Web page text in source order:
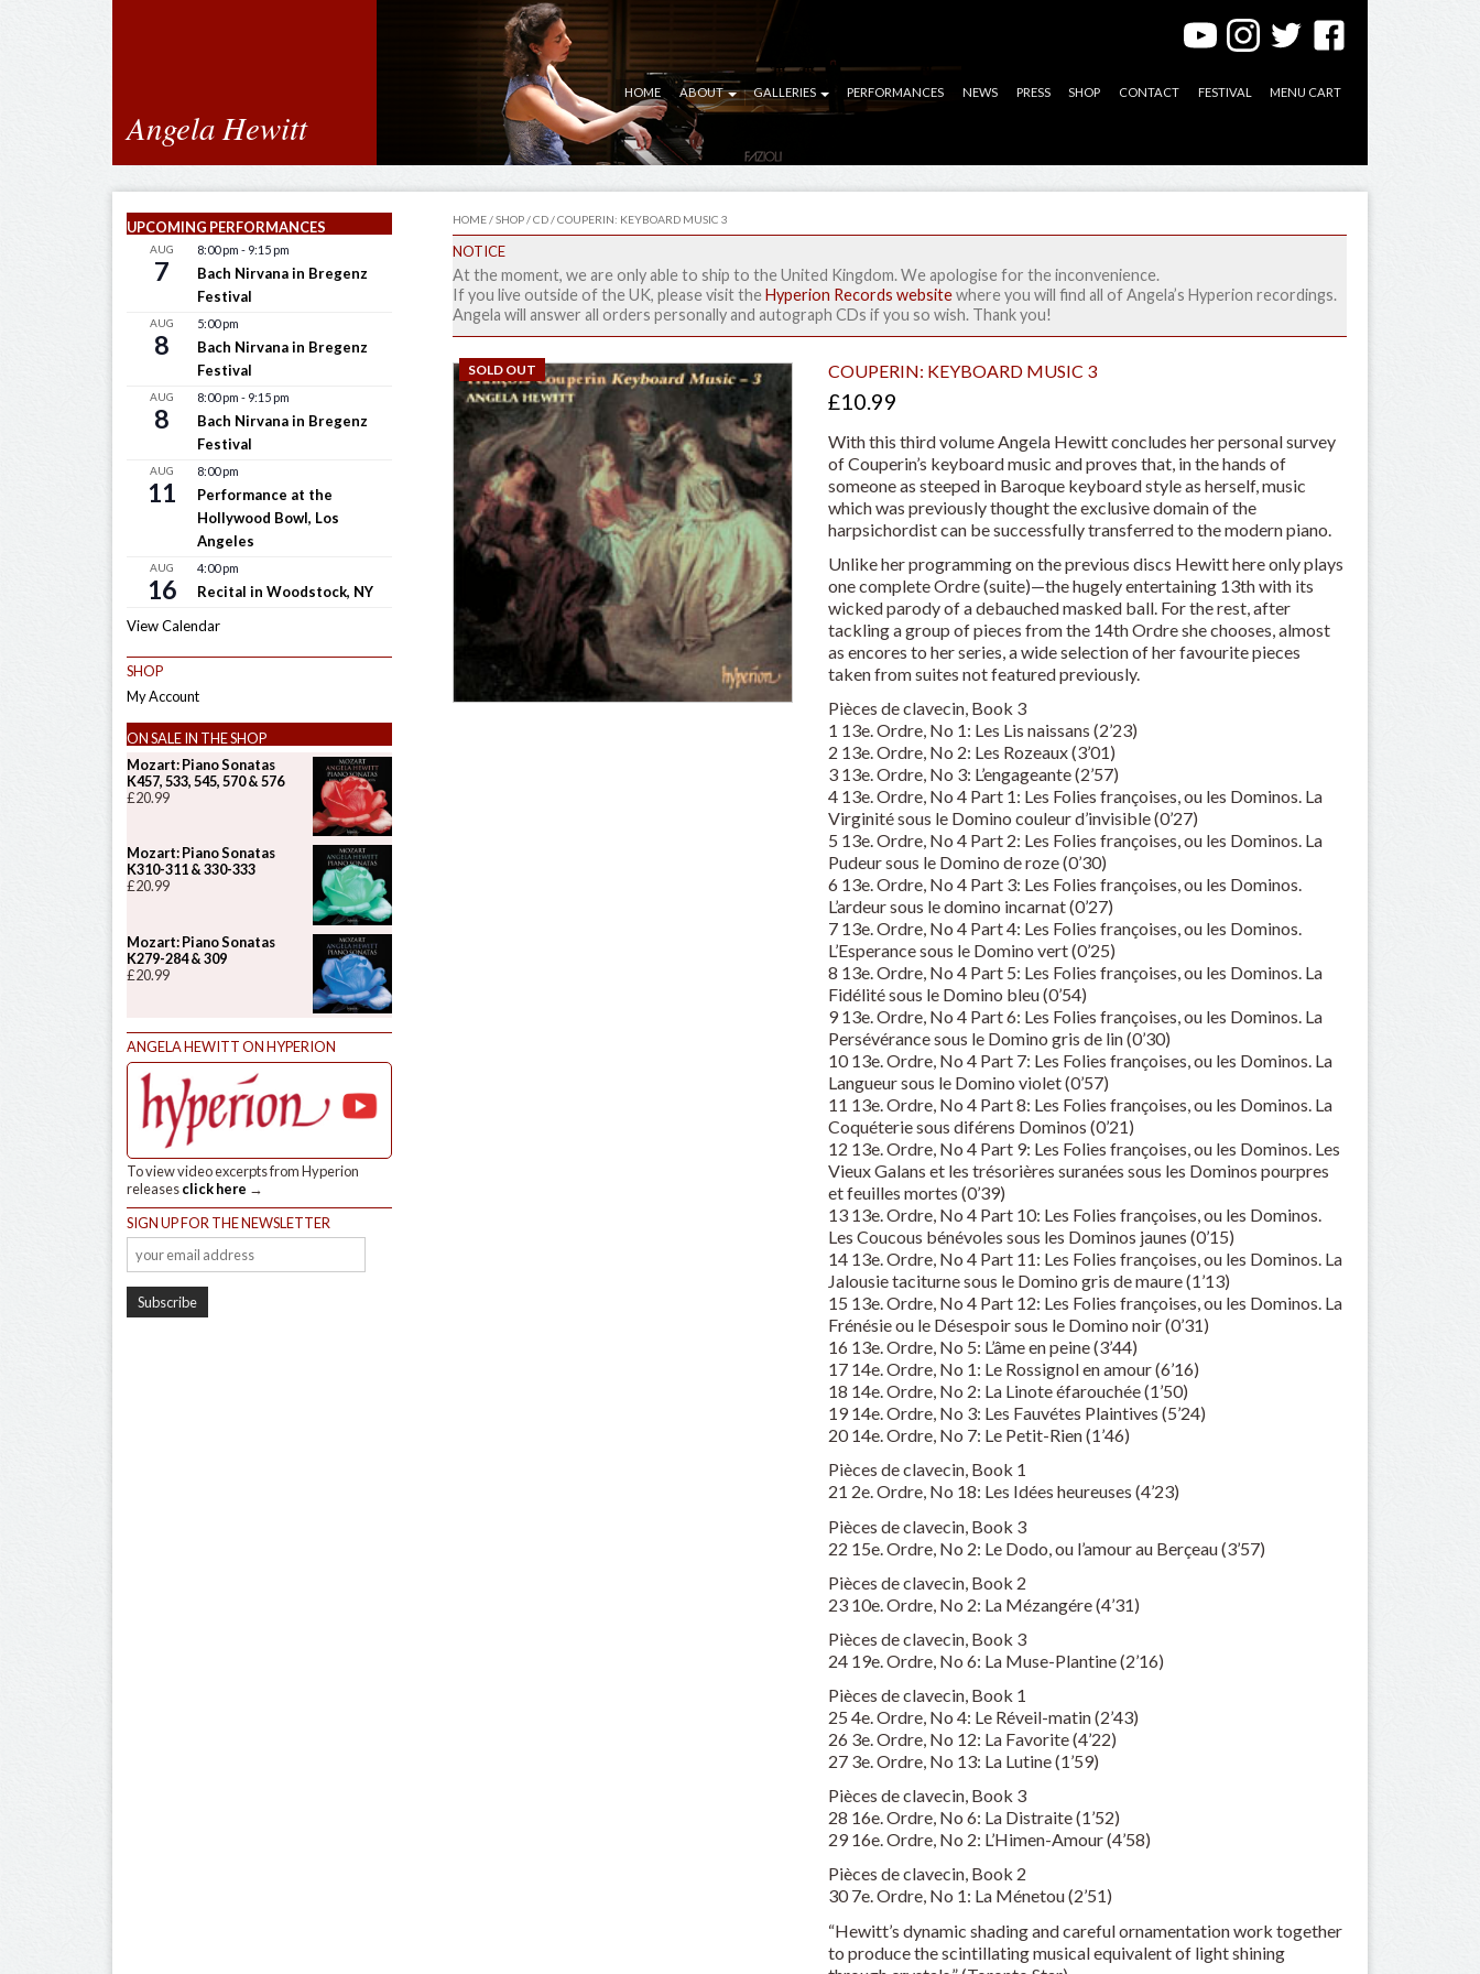
Angela Hewitt
HOME ABOUT GALLERIES PERFORMANCES NEWS PRESS SHOP CONTACT FESTIVAL MENU CART
HOME/SHOP/CD/ COUPERIN: KEYBOARD MUSIC 3
NOTICE
At the moment, we are only able to ship to the United Kingdom. We apologise for the inconvenience.
If you live outside of the UK, please visit theHyperion Records websitewhere you will find all of Angela’s Hyperion recordings.
Angela will answer all orders personally and autograph CDs if you so wish. Thank you!
SOLD OUT COUPERIN: KEYBOARD MUSIC 3
£10.99
With this third volume Angela Hewitt concludes her personal survey
of Couperin’s keyboard music and proves that, in the hands of
someone as steeped in Baroque keyboard style as herself, music
which was previously thought the exclusive domain of the
harpsichordist can be successfully transferred to the modern piano.
Unlike her programming on the previous discs Hewitt here only plays
one complete Ordre (suite)—the hugely entertaining 13th with its
wicked parody of a debauched masked ball. For the rest, after
tackling a group of pieces from the 14th Ordre she chooses, almost
as encores to her series, a wide selection of her favourite pieces
taken from suites not featured previously.
Pièces de clavecin, Book 3
1 13e. Ordre, No 1: Les Lis naissans (2’23)
2 13e. Ordre, No 2: Les Rozeaux (3’01)
3 13e. Ordre, No 3: L’engageante (2’57)
4 13e. Ordre, No 4 Part 1: Les Folies françoises, ou les Dominos. La
Virginité sous le Domino couleur d’invisible (0’27)
5 13e. Ordre, No 4 Part 2: Les Folies françoises, ou les Dominos. La
Pudeur sous le Domino de roze (0’30)
6 13e. Ordre, No 4 Part 3: Les Folies françoises, ou les Dominos.
L’ardeur sous le domino incarnat (0’27)
7 13e. Ordre, No 4 Part 4: Les Folies françoises, ou les Dominos.
L’Esperance sous le Domino vert (0’25)
8 13e. Ordre, No 4 Part 5: Les Folies françoises, ou les Dominos. La
Fidélité sous le Domino bleu (0’54)
9 13e. Ordre, No 4 Part 6: Les Folies françoises, ou les Dominos. La
Persévérance sous le Domino gris de lin (0’30)
10 13e. Ordre, No 4 Part 7: Les Folies françoises, ou les Dominos. La
Langueur sous le Domino violet (0’57)
11 13e. Ordre, No 4 Part 8: Les Folies françoises, ou les Dominos. La
Coquéterie sous diférens Dominos (0’21)
12 13e. Ordre, No 4 Part 9: Les Folies françoises, ou les Dominos. Les
Vieux Galans et les trésorières suranées sous les Dominos pourpres
et feuilles mortes (0’39)
13 13e. Ordre, No 4 Part 10: Les Folies françoises, ou les Dominos.
Les Coucous bénévoles sous les Dominos jaunes (0’15)
14 13e. Ordre, No 4 Part 11: Les Folies françoises, ou les Dominos. La
Jalousie taciturne sous le Domino gris de maure (1’13)
15 13e. Ordre, No 4 Part 12: Les Folies françoises, ou les Dominos. La
Frénésie ou le Désespoir sous le Domino noir (0’31)
16 13e. Ordre, No 5: L’âme en peine (3’44)
17 14e. Ordre, No 1: Le Rossignol en amour (6’16)
18 14e. Ordre, No 2: La Linote éfarouchée (1’50)
19 14e. Ordre, No 3: Les Fauvétes Plaintives (5’24)
20 14e. Ordre, No 7: Le Petit-Rien (1’46)
Pièces de clavecin, Book 1
21 2e. Ordre, No 18: Les Idées heureuses (4’23)
Pièces de clavecin, Book 3
22 15e. Ordre, No 2: Le Dodo, ou l’amour au Berçeau (3’57)
Pièces de clavecin, Book 2
23 10e. Ordre, No 2: La Mézangére (4’31)
Pièces de clavecin, Book 3
24 19e. Ordre, No 6: La Muse-Plantine (2’16)
Pièces de clavecin, Book 1
25 4e. Ordre, No 4: Le Réveil-matin (2’43)
26 3e. Ordre, No 12: La Favorite (4’22)
27 3e. Ordre, No 13: La Lutine (1’59)
Pièces de clavecin, Book 3
28 16e. Ordre, No 6: La Distraite (1’52)
29 16e. Ordre, No 2: L’Himen-Amour (4’58)
Pièces de clavecin, Book 2
30 7e. Ordre, No 1: La Ménetou (2’51)
“Hewitt’s dynamic shading and careful ornamentation work together
to produce the scintillating musical equivalent of light shining
UPCOMING PERFORMANCES
AUG
7
8:00 pm - 9:15 pm
Bach Nirvana in Bregenz
Festival
AUG
8
5:00 pm
Bach Nirvana in Bregenz
Festival
AUG
8
8:00 pm - 9:15 pm
Bach Nirvana in Bregenz
Festival
AUG
11
8:00 pm
Performance at the
Hollywood Bowl, Los
Angeles
AUG
16
4:00 pm
Recital in Woodstock, NY
View Calendar
SHOP
My Account
ON SALE IN THE SHOP
Mozart: Piano Sonatas
K457, 533, 545, 570 & 576
£20.99
Mozart: Piano Sonatas
K310-311 & 330-333
£20.99
Mozart: Piano Sonatas
K279-284 & 309
£20.99
ANGELA HEWITT ON HYPERION
To view video excerpts from Hyperion
releasesclick here →
SIGN UP FOR THE NEWSLETTER